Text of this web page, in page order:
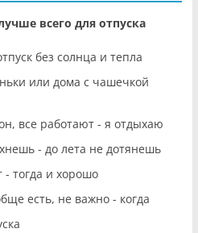
всего для отпуска
без солнца и тепла
или дома с чашечкой
все работают - я отдыхаю
- до лета не дотянешь
- тогда и хорошо
есть, не важно - когда